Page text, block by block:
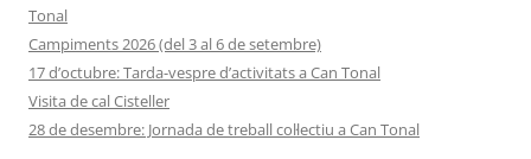
Tonal
Campiments 2026 (del 3 al 6 de setembre)
17 d’octubre: Tarda-vespre d’activitats a Can Tonal
Visita de cal Cisteller
28 de desembre: Jornada de treball col·lectiu a Can Tonal